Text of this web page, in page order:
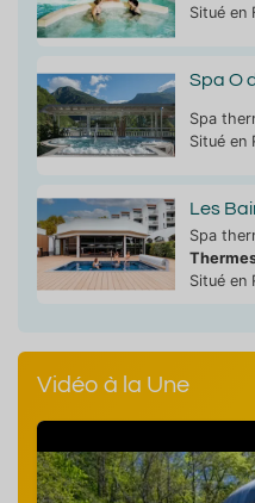
Situé en
Spa O
Spa
Situé en
Les
Spa
Situé en
Vidéo à la Une